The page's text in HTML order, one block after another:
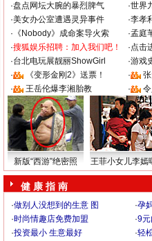
·盘点网坛大腕的暴烈脾气 ·世界
·美女办公室遭遇灵异事件 ·李孝
· 《Nobody》成命案导火索 ·孟庭
·搜狐娱乐招聘：加入我们吧！ ·点击
·台北电玩展靓丽ShowGirl ·游戏
·
《变形金刚2》送票！ ·
·
王岳伦爆李湘胎教 ·
新版“西游”绝密照 王菲小女儿李嫣
健 康 指 南
·做别人没想到的生意 图 ·孕
·时尚情趣店免费加盟 ·9元
·投资最小 生意最好 ·轻